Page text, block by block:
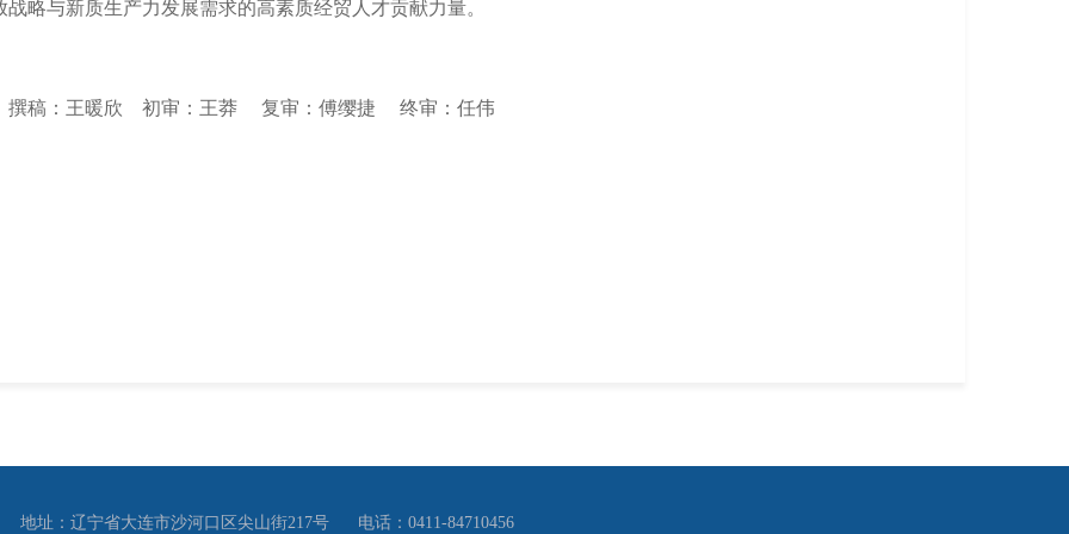
战略与新质生产力发展需求的高素质经贸人才贡献力量。
撰稿：王暖欣 初审：王莽 复审：傅缨捷 终审：任伟
地址：辽宁省大连市沙河口区尖山街217号 电话：0411-84710456